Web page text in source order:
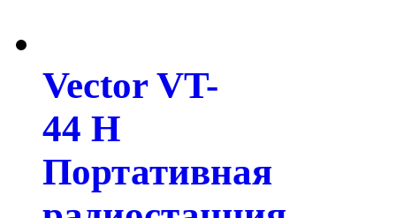
Vector VT-
44 H
Портативная